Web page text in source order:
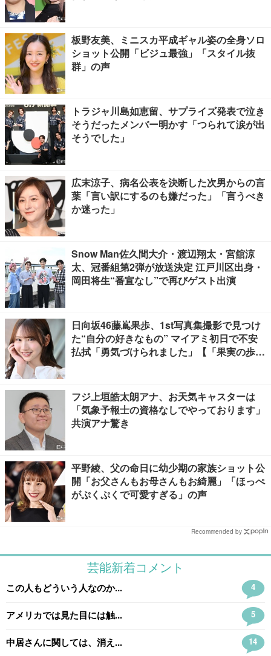
板野友美、ミニスカ平成ギャル姿の全身ソロ
ショット公開「ビジュ最強」「スタイル抜
群」の声
トラジャ川島如恵留、サプライズ発表で泣き
そうだったメンバー明かす「つられて涙が出
そうでした」
広末涼子、病名公表を決断した次男からの言
葉「言い訳にするのも嫌だった」「言うべき
か迷った」
Snow Man佐久間大介・渡辺翔太・宮舘涼
太、冠番組第2弾が放送決定 江戸川区出身・
岡田将生“番宣なし”で再びゲスト出演
日向坂46藤嶌果歩、1st写真集撮影で見つけ
た“自分の好きなもの” マイアミ初日で不安
払拭「勇気づけられました」【「果実の歩
フジ上垣皓太朗アナ、お天気キャスターは
「気象予報士の資格なしでやっております」
共演アナ驚き
平野綾、父の命日に幼少期の家族ショット公
開「お父さんもお母さんもお綺麗」「ほっぺ
がぷくぷくで可愛すぎる」の声
Recommended by